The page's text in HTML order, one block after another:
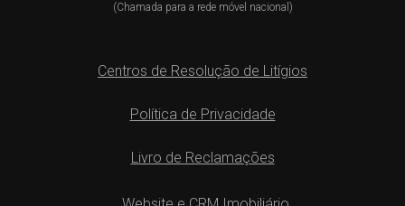
(Chamada para a rede móvel nacional)
Centros de Resolução de Litígios
Política de Privacidade
Livro de Reclamações